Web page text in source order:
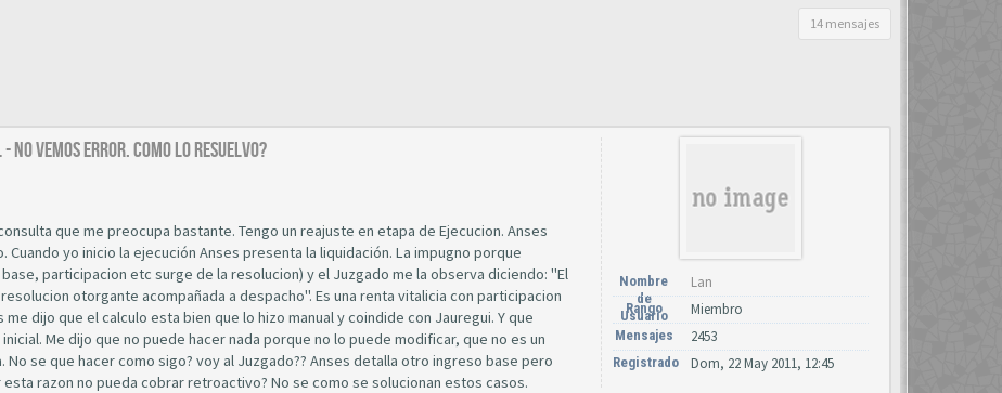
14 mensajes
VEMOS ERROR. COMO LO RESUELVO?
que me preocupa bastante. Tengo un reajuste en etapa de Ejecucion. Anses
yo inicio la ejecución Anses presenta la liquidación. La impugno porque
participacion etc surge de la resolucion) y el Juzgado me la observa diciendo: "El
otorgante acompañada a despacho". Es una renta vitalicia con participacion
dijo que el calculo esta bien que lo hizo manual y coindide con Jauregui. Y que
Me dijo que no puede hacer nada porque no lo puede modificar, que no es un
se que hacer como sigo? voy al Juzgado?? Anses detalla otro ingreso base pero
razon no pueda cobrar retroactivo? No se como se solucionan estos casos.
Nombre
de
Usuario
Lan
Rango Miembro
Mensajes 2453
Registrado Dom, 22 May 2011, 12:45